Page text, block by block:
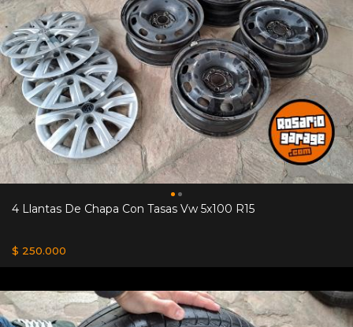
4 Llantas De Chapa Con Tasas Vw 5x100 R15
$ 250.000